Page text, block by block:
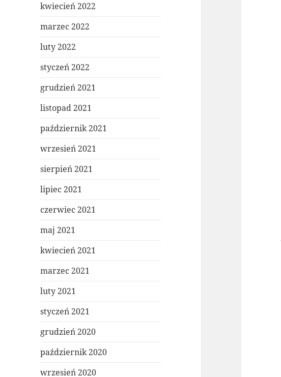
kwiecień 2022
marzec 2022
luty 2022
styczeń 2022
grudzień 2021
listopad 2021
październik 2021
wrzesień 2021
sierpień 2021
lipiec 2021
czerwiec 2021
maj 2021
kwiecień 2021
marzec 2021
luty 2021
styczeń 2021
grudzień 2020
październik 2020
wrzesień 2020